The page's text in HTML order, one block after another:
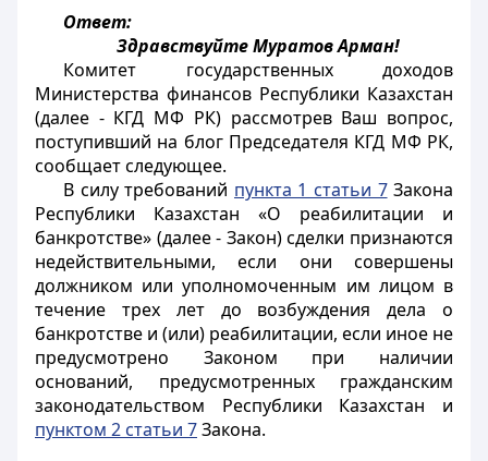
Ответ:
Здравствуйте Муратов Арман!
Комитет государственных доходов
Министерства финансов Республики Казахстан
(далее - КГД МФ РК) рассмотрев Ваш вопрос,
поступивший на блог Председателя КГД МФ РК,
сообщает следующее.
В силу требований пункта 1 статьи 7Закона
Республики Казахстан «О реабилитации и
банкротстве» (далее - Закон) сделки признаются
недействительными, если они совершены
должником или уполномоченным им лицом в
течение трех лет до возбуждения дела о
банкротстве и (или) реабилитации, если иное не
предусмотрено Законом при наличии
оснований, предусмотренных гражданским
законодательством Республики Казахстан и
пунктом 2 статьи 7Закона.